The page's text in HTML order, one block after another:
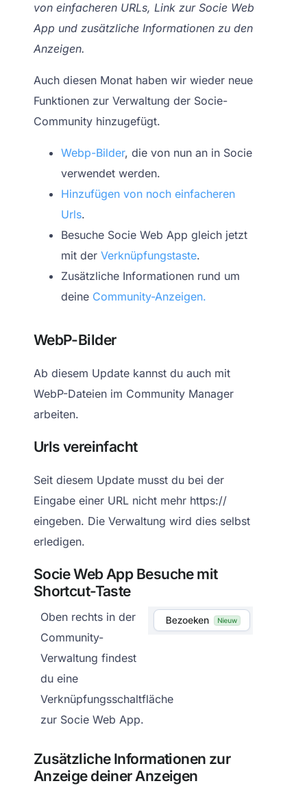
von einfacheren URLs, Link zur Socie Web
App und zusätzliche Informationen zu den
Anzeigen.
Auch diesen Monat haben wir wieder neue
Funktionen zur Verwaltung der Socie-
Community hinzugefügt.
Webp-Bilder, die von nun an in Socie
verwendet werden.
Hinzufügen von noch einfacheren
Urls.
Besuche Socie Web App gleich jetzt
mit der Verknüpfungstaste.
Zusätzliche Informationen rund um
deine Community-Anzeigen.
WebP-Bilder
Ab diesem Update kannst du auch mit
WebP-Dateien im Community Manager
arbeiten.
Urls vereinfacht
Seit diesem Update musst du bei der
Eingabe einer URL nicht mehr https://
eingeben. Die Verwaltung wird dies selbst
erledigen.
Socie Web App Besuche mit
Shortcut-Taste
Oben rechts in der
Community-
Verwaltung findest
du eine
Verknüpfungsschaltfläche
zur Socie Web App.
Zusätzliche Informationen zur
Anzeige deiner Anzeigen